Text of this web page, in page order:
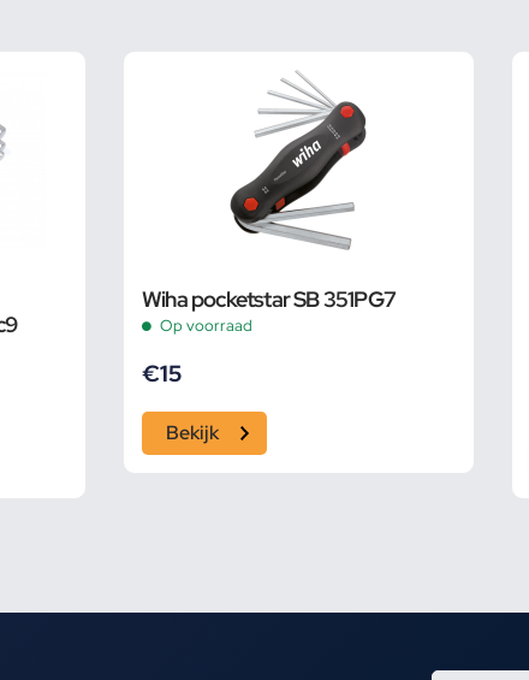
Wiha pocketstar SB 351PG7
Op voorraad
€15
Bekijk